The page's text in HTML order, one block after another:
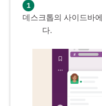
데스크톱의 사이드바
다.